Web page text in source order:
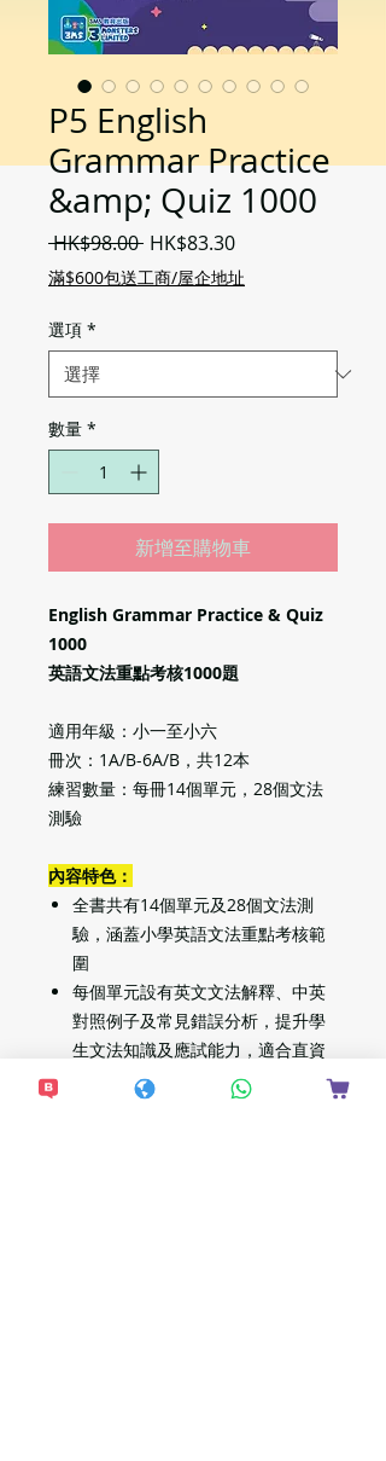
P5 English
Grammar Practice
&amp; Quiz 1000
HK$98.00 一
般
HK$83.30促
銷
滿$600包送工商/屋企地址
選項 *
數量 *
新增至購物車
English Grammar Practice & Quiz
1000
英語文法重點考核1000題
適用年級：小一至小六
冊次：1A/B-6A/B，共12本
練習數量：每冊14個單元，28個文法
測驗
內容特色：
全書共有14個單元及28個文法測
驗，涵蓋小學英語文法重點考核範
圍
每個單元設有英文文法解釋、中英
對照例子及常見錯誤分析，提升學
生文法知識及應試能力，適合直資
及國際學校採用